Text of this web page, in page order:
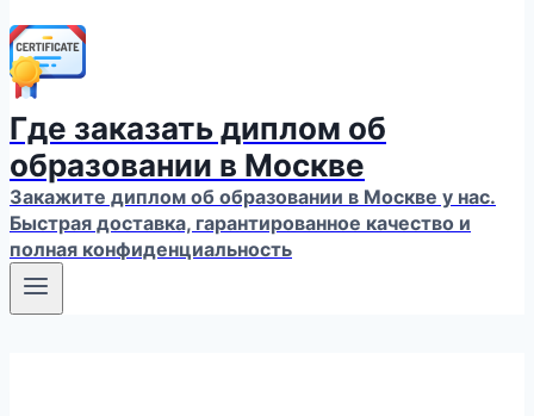
Где заказать диплом об
образовании в Москве
Закажите диплом об образовании в Москве у нас.
Быстрая доставка, гарантированное качество и
полная конфиденциальность